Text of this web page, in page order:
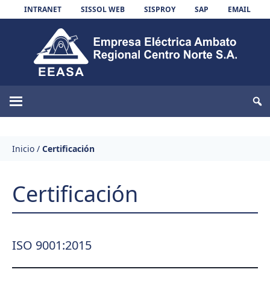
Skip to content
INTRANET SISSOL WEB SISPROY SAP EMAIL
EEASA
Inicio / Certificación
Certificación
ISO 9001:2015